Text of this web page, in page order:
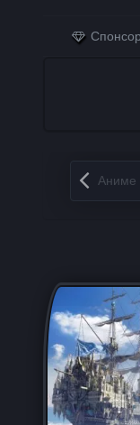
Запись
Аниме